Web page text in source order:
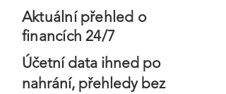
Aktuální přehled o
financích 24/7
Účetní data ihned po
nahrání, přehledy bez